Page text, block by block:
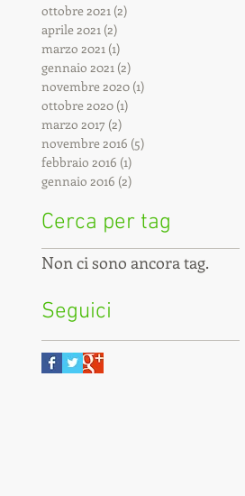
ottobre 2021 (2)
aprile 2021 (2)
marzo 2021 (1)
gennaio 2021 (2)
novembre 2020 (1)
ottobre 2020 (1)
marzo 2017 (2)
novembre 2016 (5)
febbraio 2016 (1)
gennaio 2016 (2)
Cerca per tag
Non ci sono ancora tag.
Seguici